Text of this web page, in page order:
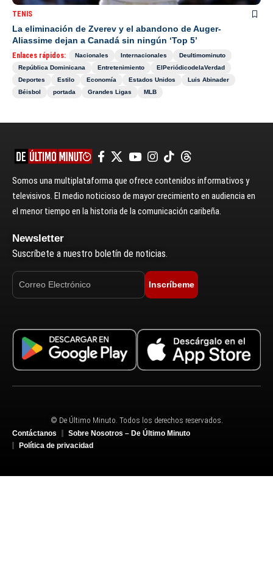
TENIS
La eliminación de Zverev y el abandono de Auger-
Aliassime dejan a Canadá sin ningún ‘Top 5’
Enlaces rápidos: Nacionales Internacionales
Deultimominuto
República Dominicana
Entretenimiento
ElPeriódicodelaVerdad
Deportes
Estilo Economía Estados Unidos
Luis Abinader
Béisbol
portada Grandes Ligas MLB
Somos una multiplataforma que ofrece contenidos informativos y
televisivos. El medio noticioso de mayor crecimiento en audiencia en
el menor tiempo en la historia de la comunicación caribeña.
Newsletter
Suscríbete a nuestro boletín de noticias.
Inscríbeme
© De Último Minuto. Todos los derechos reservados.
Contáctanos
Sobre Nosotros – De Último Minuto
Política de privacidad